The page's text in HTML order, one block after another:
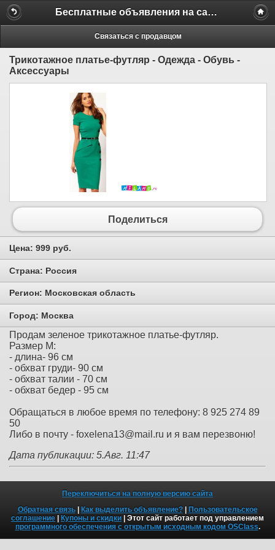
Бесплатные объявления на сайте MILAMO.ru
Связаться с продавцом
Трикотажное платье-футляр - Одежда - Обувь -
Аксессуары
Поделиться
Цена: 999 руб.
Страна: Россия
Регион: Московская область
Город: Москва
Продам зеленое трикотажное платье-футляр.
Размер M:
- длина- 96 см
- обхват груди- 90 см
- обхват талии - 70 см
- обхват бедер - 95 см
Обращаться в любое время по телефону: 8 925 274 89
50
Либо в почту - foxelena13@mail.ru и я вам перезвоню!
Дата публикации: 5.Авг. 11:47
Переключиться на полную версию сайта
Обратная связь| Как выделить объявление?| Пользовательское
соглашение | Купоны и скидки | Этот сайт работает под управлением
программного обеспечения с открытым исходным кодом OSClass.